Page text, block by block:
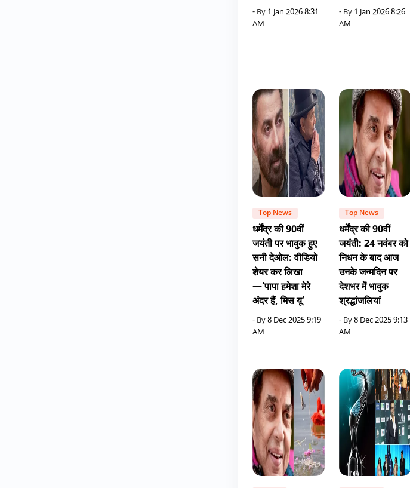
- By 1 Jan 2026 8:31
AM
- By 1 Jan 2026 8:26
AM
Top News
धर्मेंद्र की 90वीं
जयंती पर भावुक हुए
सनी देओल: वीडियो
शेयर कर लिखा
—‘पापा हमेशा मेरे
अंदर हैं, मिस यू’
- By8 Dec 2025 9:19
AM
Top News
धर्मेंद्र की 90वीं
जयंती: 24 नवंबर को
निधन के बाद आज
उनके जन्मदिन पर
देशभर में भावुक
श्रद्धांजलियां
- By8 Dec 2025 9:13
AM